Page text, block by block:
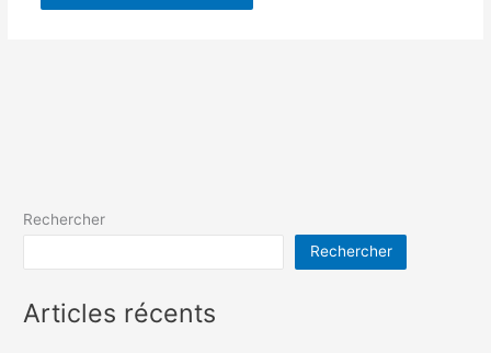
Rechercher
Rechercher
Articles récents